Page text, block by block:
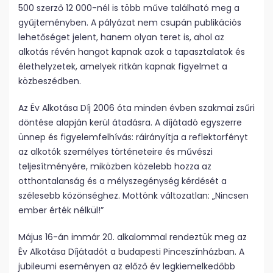
500 szerző 12 000-nél is több műve található meg a
gyűjteményben. A pályázat nem csupán publikációs
lehetőséget jelent, hanem olyan teret is, ahol az
alkotás révén hangot kapnak azok a tapasztalatok és
élethelyzetek, amelyek ritkán kapnak figyelmet a
közbeszédben.
Az Év Alkotása Díj 2006 óta minden évben szakmai zsűri
döntése alapján kerül átadásra. A díjátadó egyszerre
ünnep és figyelemfelhívás: ráirányítja a reflektorfényt
az alkotók személyes történeteire és művészi
teljesítményére, miközben közelebb hozza az
otthontalanság és a mélyszegénység kérdését a
szélesebb közönséghez. Mottónk változatlan: „Nincsen
ember érték nélkül!”
Május 16-án immár 20. alkalommal rendeztük meg az
Év Alkotása Díjátadót a budapesti Pinceszínházban. A
jubileumi eseményen az előző év legkiemelkedőbb